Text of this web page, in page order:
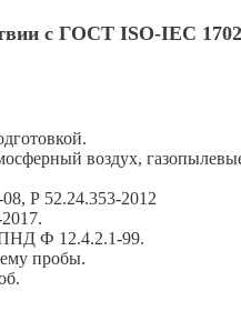
с ГОСТ ISO-IEC
воздух,
Р 52.24.353-2012
ПНД Ф 12.4.2.1-99.
пробы.